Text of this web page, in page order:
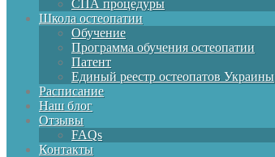
СПА процедуры
Школа остеопатии
Обучение
Программа обучения остеопатии
Патент
Единый реестр остеопатов Украины
Расписание
Наш блог
Отзывы
FAQs
Контакты